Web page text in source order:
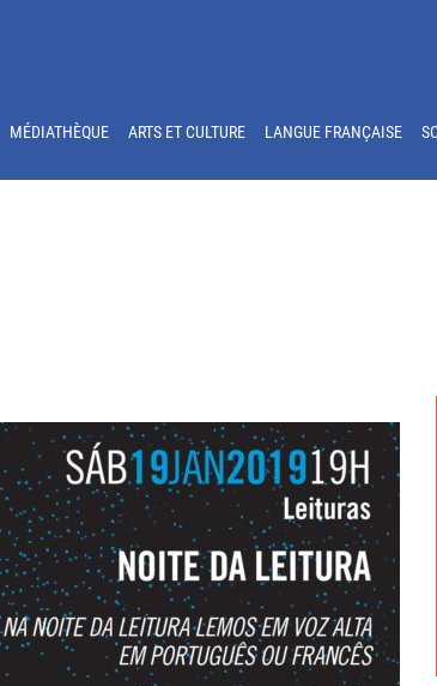
MÉDIATHÈQUE ARTS ET CULTURE LANGUE FRANÇAISE